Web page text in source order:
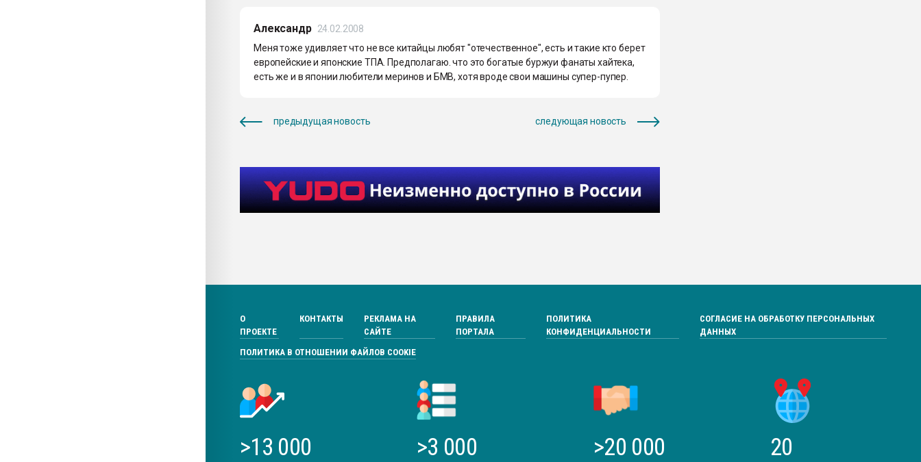
Александр 24.02.2008
Меня тоже удивляет что не все китайцы любят "отечественное", есть и такие кто берет
европейские и японские ТПА. Предполагаю. что это богатые буржуи фанаты хайтека,
есть же и в японии любители меринов и БМВ, хотя вроде свои машины супер-пупер.
предыдущая новость следующая новость
О
ПРОЕКТЕ
КОНТАКТЫ
РЕКЛАМА НА
САЙТЕ
ПРАВИЛА
ПОРТАЛА
ПОЛИТИКА
КОНФИДЕНЦИАЛЬНОСТИ
СОГЛАСИЕ НА ОБРАБОТКУ ПЕРСОНАЛЬНЫХ
ДАННЫХ
ПОЛИТИКА В ОТНОШЕНИИ ФАЙЛОВ COOKIE
>13 000 >3 000 >20 000 20